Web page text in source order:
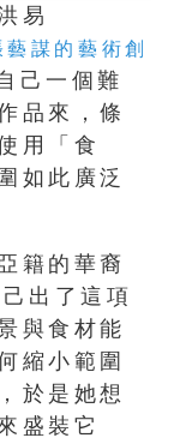
易
謀的藝術創
己一個難
品來，條
用「食
如此廣泛
籍的華裔
出了這項
與食材能
縮小範圍
於是她想
盛裝它